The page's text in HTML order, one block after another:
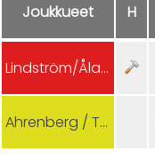
Joukkueet H
Lindström/Åland
Ahrenberg / Turku-Hyvinkää